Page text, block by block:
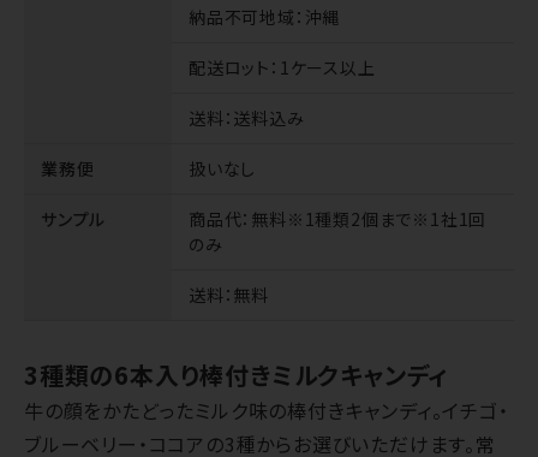
納品不可地域 ：沖縄
配送ロット ：1ケース以上
送料：送料込み
業務便 扱いなし
サンプル 商品代：無料※1種類2個まで※1社1回
のみ
送料：無料
3種類の6本入り棒付きミルクキャンディ
牛の顔をかたどったミルク味の棒付きキャンディ。イチゴ・
ブルーベリー・ココアの3種からお選びいただけます。常